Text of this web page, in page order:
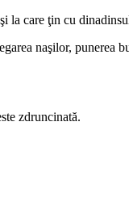
la care ţin cu
naşilor, punerea
zdruncinată.